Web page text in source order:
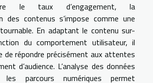
le taux d’engagement, la
des contenus s’impose comme une
En adaptant le contenu sur-
du comportement utilisateur, il
de répondre précisément aux attentes
d’audience. L’analyse des données
parcours numériques permet